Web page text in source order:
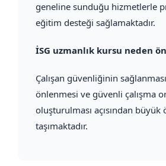
geneline sunduğu hizmetlerle
eğitim desteği sağlamaktadır.
İSG uzmanlık kursu neden
Çalışan güvenliğinin
önlenmesi ve güvenli çalışma
oluşturulması açısından büyük
taşımaktadır.